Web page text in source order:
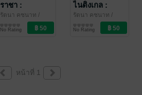
ราชา :
เทพนิยาย 2
ภาษา ไทย-
อังกฤษ (The
รัตนา คชนาท /
สำนักพิมพ์ห้องเรียน
หนังสือเด็กปฐมวัย /
นิทานภาพ
No Rating
ไนติงเกล :
เทพนิยาย 2
ภาษา ไทย-
อังกฤษ (The
รัตนา คชนาท /
สำนักพิมพ์ห้องเรียน
หนังสือเด็กปฐมวัย /
นิทานภาพ
No Rating
หน้าที่ 1